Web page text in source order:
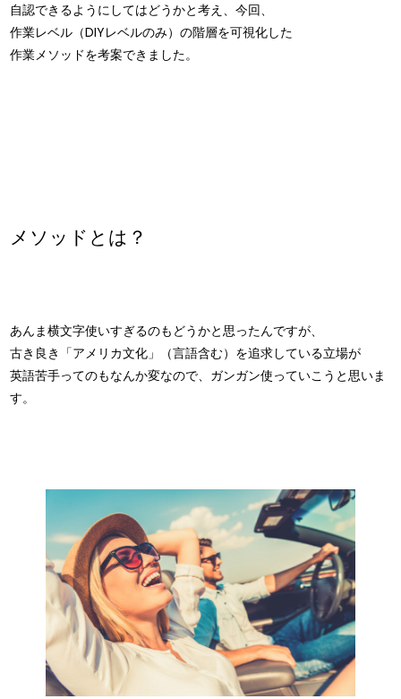
自認できるようにしてはどうかと考え、今回、
作業レベル（DIYレベルのみ）の階層を可視化した
作業メソッドを考案できました。
メソッドとは？
あんま横文字使いすぎるのもどうかと思ったんですが、
古き良き「アメリカ文化」（言語含む）を追求している立場が
英語苦手ってのもなんか変なので、ガンガン使っていこうと思いま
す。